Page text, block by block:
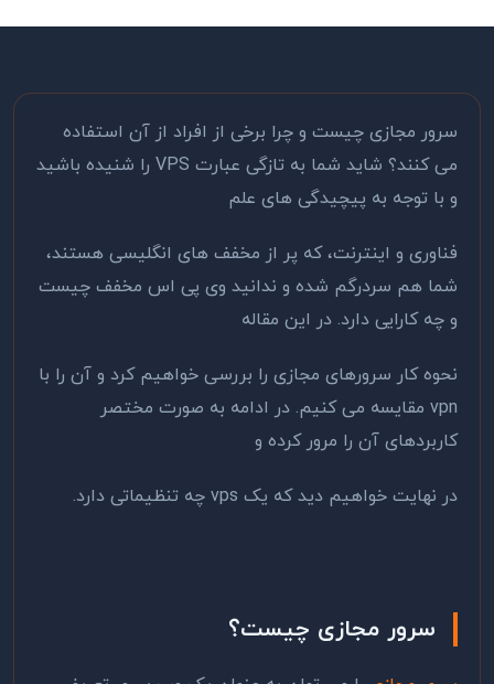
سرور مجازی چیست و چرا برخی از افراد از آن استفاده
می کنند؟ شاید شما به تازگی عبارت VPS را شنیده باشید
و با توجه به پیچیدگی های علم
فناوری و اینترنت، که پر از مخفف های انگلیسی هستند،
شما هم سردرگم شده و ندانید وی پی اس مخفف چیست
و چه کارایی دارد. در این مقاله
نحوه کار سرورهای مجازی را بررسی خواهیم کرد و آن را با
vpn مقایسه می کنیم. در ادامه به صورت مختصر
کاربردهای آن را مرور کرده و
در نهایت خواهیم دید که یک vps چه تنظیماتی دارد.
سرور مجازی چیست؟